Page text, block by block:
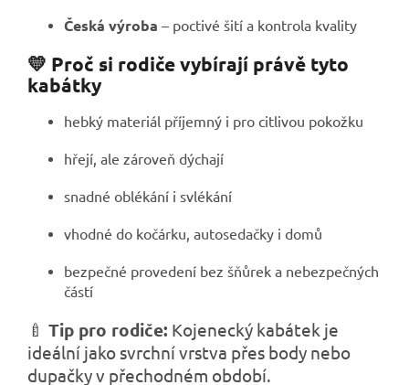
Česká výroba – poctivé šití a kontrola kvality
💛 Proč si rodiče vybírají právě tyto
kabátky
hebký materiál příjemný i pro citlivou pokožku
hřejí, ale zároveň dýchají
snadné oblékání i svlékání
vhodné do kočárku, autosedačky i domů
bezpečné provedení bez šňůrek a nebezpečných
částí
🍼 Tip pro rodiče: Kojenecký kabátek je
ideální jako svrchní vrstva přes body nebo
dupačky v přechodném období.